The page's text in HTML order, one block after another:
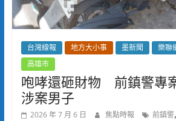
台灣線報 地方大小事 墨新聞 樂聯
高雄市
咆哮還砸財物 前鎮警專
涉案男子
2026 年 7 月 6 日 焦點時報 前鎮警,